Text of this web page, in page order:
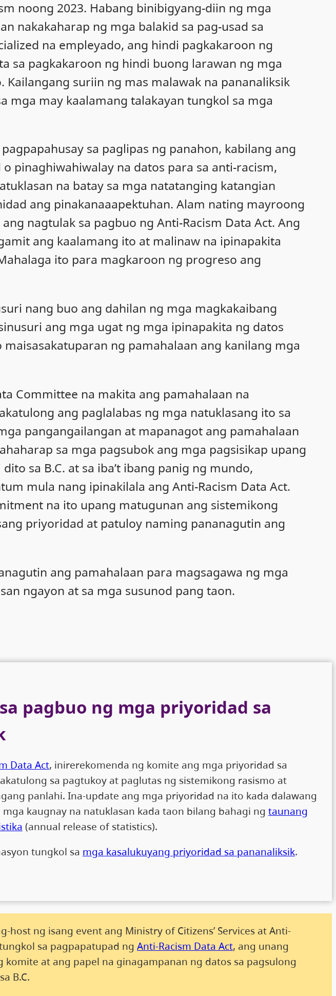
noong 2023. Habang binibigyang-diin ng mga
nakakaharap ng mga balakid sa pag-usad sa
na empleyado, ang hindi pagkakaroon ng
sa pagkakaroon ng hindi buong larawan ng mga
suriin ng mas malawak na pananaliksik
mga may kaalamang talakayan tungkol sa mga
sa paglipas ng panahon, kabilang ang
pinaghiwahiwalay na datos para sa anti-racism,
na batay sa mga natatanging katangian
ang pinakanaaapektuhan. Alam nating mayroong
nagtulak sa pagbuo ng Anti-Racism Data Act. Ang
ang kaalamang ito at malinaw na ipinapakita
ito para magkaroon ng progreso ang
nang buo ang dahilan ng mga magkakaibang
ang mga ugat ng mga ipinapakita ng datos
ng pamahalaan ang kanilang mga
Committee na makita ang pamahalaan na
ang paglalabas ng mga natuklasang ito sa
pangangailangan at mapanagot ang pamahalaan
sa mga pagsubok ang mga pagsisikap upang
sa B.C. at sa iba’t ibang panig ng mundo,
mula nang ipinakilala ang Anti-Racism Data Act.
na ito upang matugunan ang sistemikong
priyoridad at patuloy naming pananagutin ang
ang pamahalaan para magsagawa ng mga
ngayon at sa mga susunod pang taon.
pagbuo ng mga priyoridad sa
Data Act, inirerekomenda ng komite ang mga priyoridad sa
sa pagtukoy at paglutas ng sistemikong rasismo at
panlahi. Ina-update ang mga priyoridad na ito kada dalawang
kaugnay na natuklasan kada taon bilang bahagi ng taunang
(annual release of statistics).
tungkol sa mga kasalukuyang priyoridad sa pananaliksik.
host ng isang event ang Ministry of Citizens’ Services at Anti-
sa pagpapatupad ng Anti-Racism Data Act, ang unang
at ang papel na ginagampanan ng datos sa pagsulong
sa B.C.